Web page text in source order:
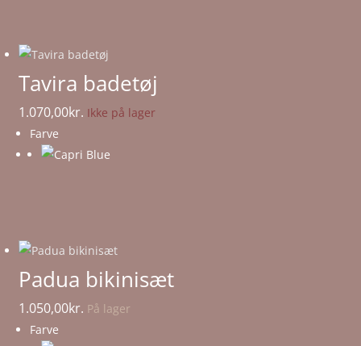
Tavira badetøj
1.070,00kr. Ikke på lager
Farve
Padua bikinisæt
1.050,00kr. På lager
Farve